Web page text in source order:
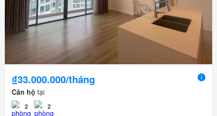
₫33.000.000/tháng
Căn hộ tại
2 2